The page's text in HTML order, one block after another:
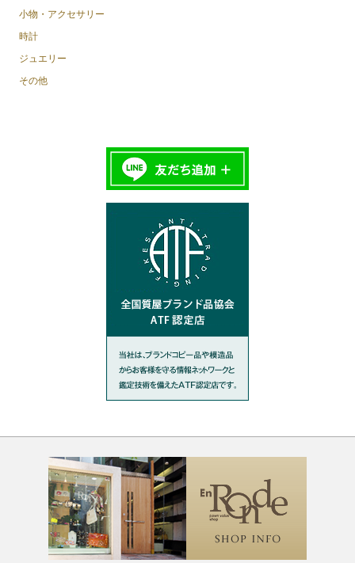
小物・アクセサリー
時計
ジュエリー
その他